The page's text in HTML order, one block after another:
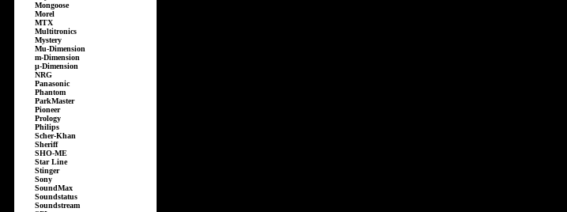
Mongoose
Morel
MTX
Multitronics
Mystery
Mu-Dimension
m-Dimension
µ-Dimension
NRG
Panasonic
Phantom
ParkMaster
Pioneer
Prology
Philips
Scher-Khan
Sheriff
SHO-ME
Star Line
Stinger
Sony
SoundMax
Soundstatus
Soundstream